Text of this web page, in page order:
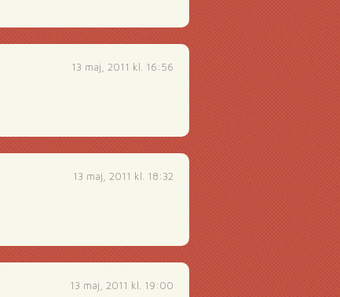
13 maj, 2011 kl. 16:56
13 maj, 2011 kl. 18:32
13 maj, 2011 kl. 19:00